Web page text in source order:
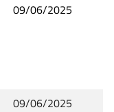
09/06/2025
09/06/2025